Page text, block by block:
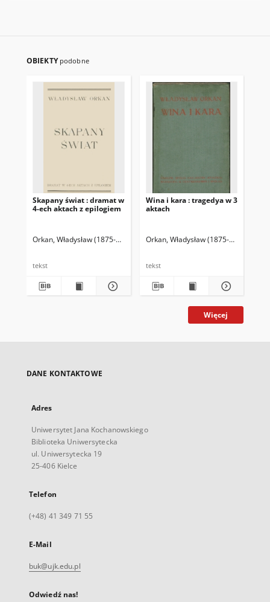
OBIEKTY podobne
Skapany świat : dramat w
4-ech aktach z epilogiem
Orkan, Władysław (1875-1930)
tekst
Wina i kara : tragedya w 3
aktach
Orkan, Władysław (1875-1930)
tekst
Więcej
DANE KONTAKTOWE
Adres
Uniwersytet Jana Kochanowskiego
Biblioteka Uniwersytecka
ul. Uniwersytecka 19
25-406 Kielce
Telefon
(+48) 41 349 71 55
E-Mail
buk@ujk.edu.pl
Odwiedź nas!